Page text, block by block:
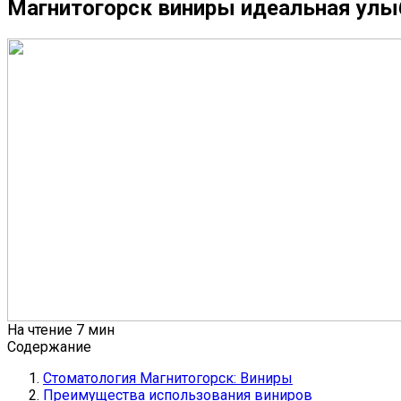
Магнитогорск виниры идеальная
На чтение 7 мин
Содержание
Стоматология Магнитогорск: Виниры
Преимущества использования виниров